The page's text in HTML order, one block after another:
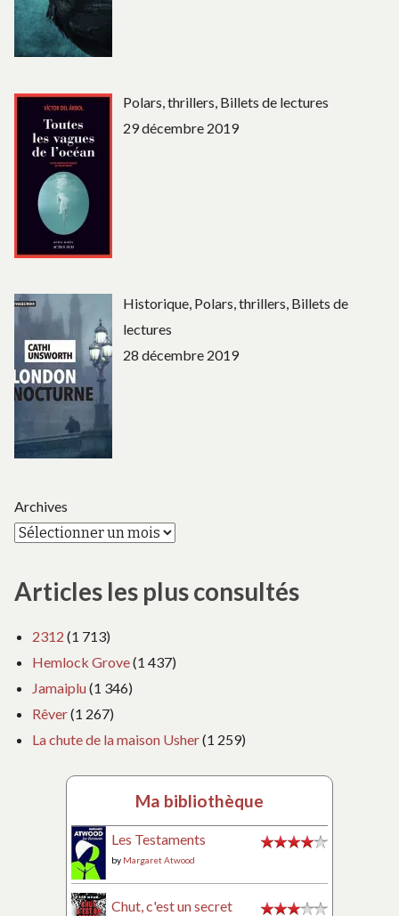
Polars, thrillers, Billets de lectures
29 décembre 2019
Historique, Polars, thrillers, Billets de
lectures
28 décembre 2019
Archives
Articles les plus consultés
2312 (1 713)
Hemlock Grove(1 437)
Jamaiplu(1 346)
Rêver(1 267)
La chute de la maison Usher(1 259)
Ma bibliothèque
Les Testaments
by Margaret Atwood
Chut, c'est un secret